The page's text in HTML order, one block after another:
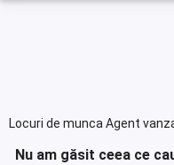
Locuri de munca Agent
Nu am găsit ceea ce